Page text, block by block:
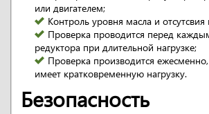
или двигателем;
Контроль уровня масла и отсутсвия
Проверка проводится перед
редуктора при длительной нагрузке;
Проверка производится
имеет кратковременную нагрузку.
Безопасность